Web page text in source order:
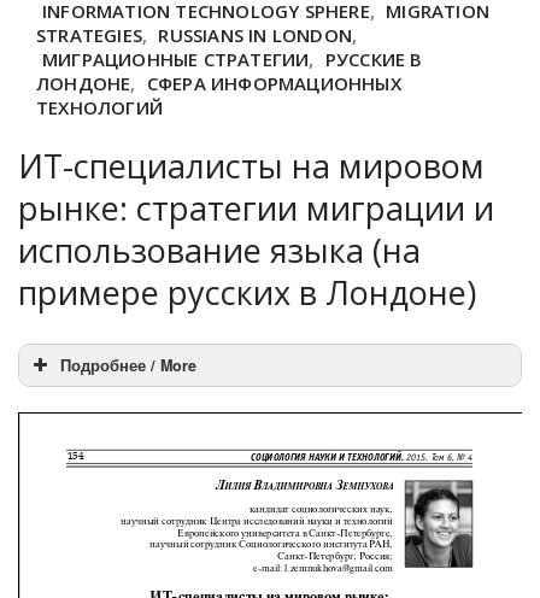
INFORMATION TECHNOLOGY SPHERE, MIGRATION
STRATEGIES, RUSSIANS IN LONDON,
МИГРАЦИОННЫЕ СТРАТЕГИИ, РУССКИЕ В
ЛОНДОНЕ, СФЕРА ИНФОРМАЦИОННЫХ
ТЕХНОЛОГИЙ
ИТ-специалисты на мировом
рынке: стратегии миграции и
использование языка (на
примере русских в Лондоне)
Подробнее / More